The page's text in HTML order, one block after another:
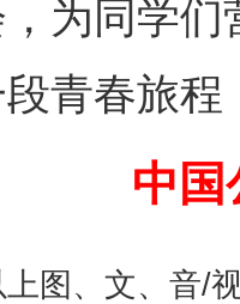
为同学
青春旅程
中国
上图、文、音/
实